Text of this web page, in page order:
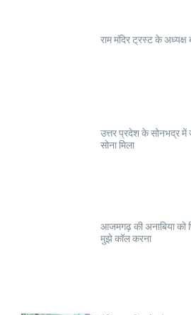
राम मंदिर ट्रस्ट के अध्यक्ष
उत्तर प्रदेश के सोनभद्र
सोना मिला
आजमगढ़ की अनाबिया को
मुझे कॉल करना